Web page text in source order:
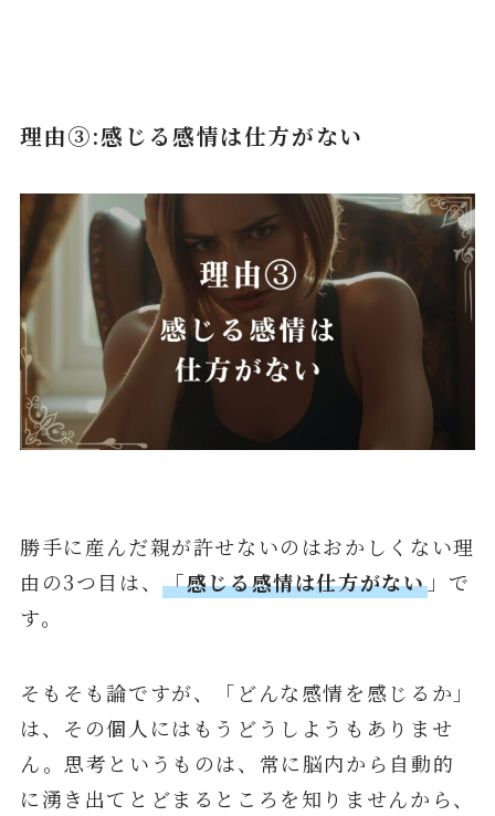
理由③:感じる感情は仕方がない
勝手に産んだ親が許せないのはおかしくない理
由の3つ目は、「感じる感情は仕方がない」で
す。
そもそも論ですが、「どんな感情を感じるか」
は、その個人にはもうどうしようもありませ
ん。思考というものは、常に脳内から自動的
に湧き出てとどまるところを知りませんから、